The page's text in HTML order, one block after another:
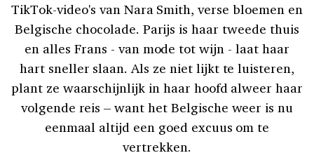
TikTok-video's van Nara Smith, verse bloemen en
Belgische chocolade. Parijs is haar tweede thuis
en alles Frans - van mode tot wijn - laat haar
hart sneller slaan. Als ze niet lijkt te luisteren,
plant ze waarschijnlijk in haar hoofd alweer haar
volgende reis – want het Belgische weer is nu
eenmaal altijd een goed excuus om te
vertrekken.